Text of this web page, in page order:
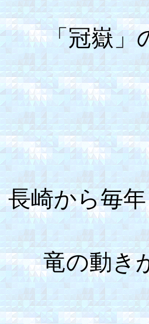
「冠嶽」
長崎から毎
竜の動き